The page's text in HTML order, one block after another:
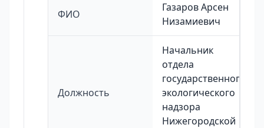
ФИО
Газаров Арсен
Низамиевич
Должность
Начальник
отдела
государственного
экологического
надзора
Нижегородской